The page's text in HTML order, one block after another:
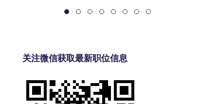
关注微信获取最新职位信息